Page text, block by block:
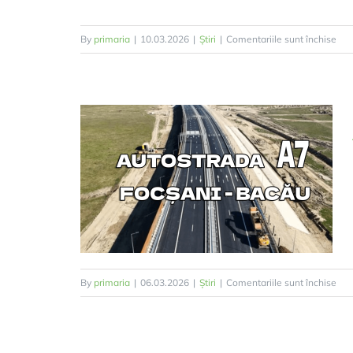
By primaria | 10.03.2026 | Știri | Comentariile sunt închise
By primaria | 06.03.2026 | Știri | Comentariile sunt închise